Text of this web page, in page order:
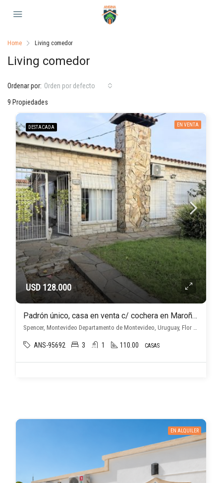
Home Living comedor
Living comedor
9 Propiedades
Ordenar por: Orden por defecto
DESTACADA EN VENTA
USD 128.000
Padrón único, casa en venta c/ cochera en Maroñas 3 dormitorios.
Spencer, Montevideo Departamento de Montevideo, Uruguay, Flor de Maroñas, Montevideo
ANS-95692 3 1 110.00 CASAS
EN ALQUILER